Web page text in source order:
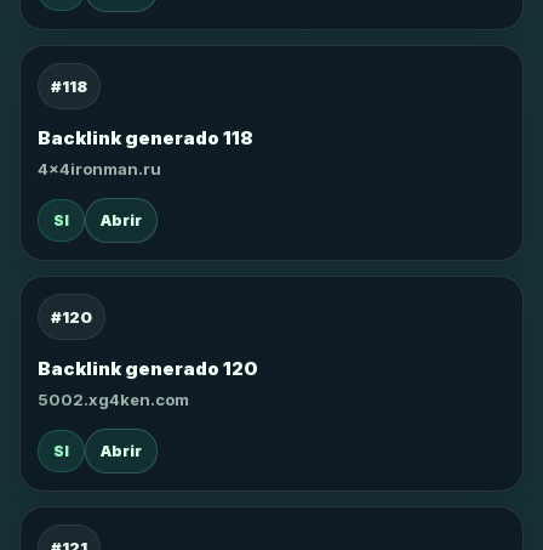
#118
Backlink generado 118
4x4ironman.ru
SI Abrir
#120
Backlink generado 120
5002.xg4ken.com
SI Abrir